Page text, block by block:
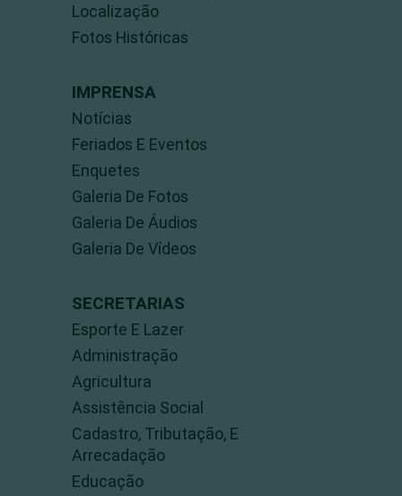
Localização
Fotos Históricas
IMPRENSA
Notícias
Feriados E Eventos
Enquetes
Galeria De Fotos
Galeria De Áudios
Galeria De Vídeos
SECRETARIAS
Esporte E Lazer
Administração
Agricultura
Assistência Social
Cadastro, Tributação, E
Arrecadação
Educação